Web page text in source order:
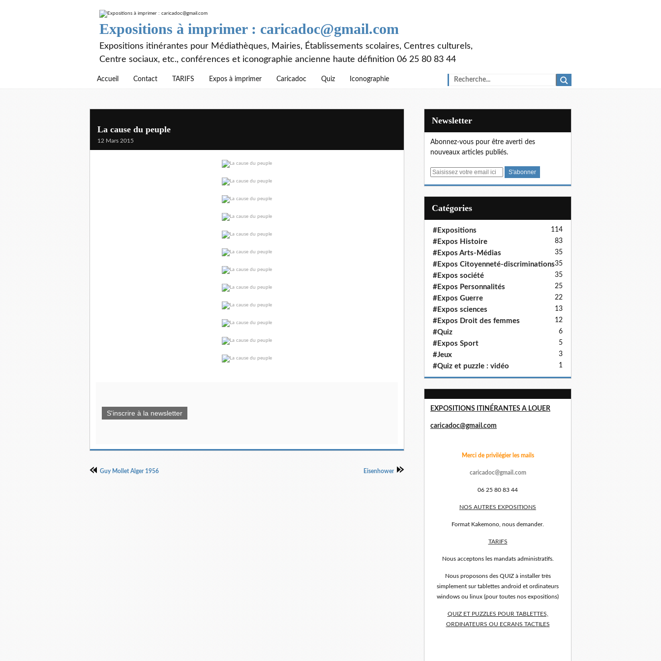
Expositions à imprimer : caricadoc@gmail.com
Expositions itinérantes pour Médiathèques, Mairies, Établissements scolaires, Centres culturels,
Centre sociaux, etc., conférences et iconographie ancienne haute définition 06 25 80 83 44
Accueil Contact TARIFS Expos à imprimer Caricadoc Quiz Iconographie
La cause du peuple
12 Mars 2015
S'inscrire à la newsletter
Guy Mollet Alger 1956 Eisenhower
Newsletter
Abonnez-vous pour être averti des
nouveaux articles publiés.
E
Catégories
#Expositions 114
#Expos Histoire 83
#Expos Arts-Médias 35
#Expos Citoyenneté-discriminations35
#Expos société 35
#Expos Personnalités 25
#Expos Guerre 22
#Expos sciences 13
#Expos Droit des femmes 12
#Quiz 6
#Expos Sport 5
#Jeux 3
#Quiz et puzzle : vidéo 1
EXPOSITIONS ITINÉRANTES A LOUER
caricadoc@gmail.com
Merci de privilégier les mails
caricadoc@gmail.com
06 25 80 83 44
NOS AUTRES EXPOSITIONS
Format Kakemono, nous demander.
TARIFS
Nous acceptons les mandats administratifs.
Nous proposons des QUIZ à installer très
simplement sur tablettes android et ordinateurs
windows ou linux (pour toutes nos expositions)
QUIZ ET PUZZLES POUR TABLETTES,
ORDINATEURS OU ECRANS TACTILES